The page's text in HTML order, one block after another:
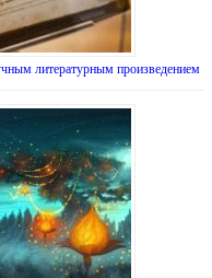
литературным произведением